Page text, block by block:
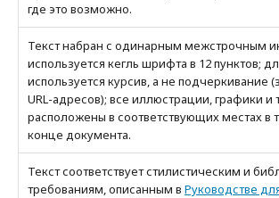
где это возможно.
Текст набран с одинарным межстрочным
используется кегль шрифта в 12 пунктов;
используется курсив, а не подчеркивание
URL-адресов); все иллюстрации, графики и
расположены в соответствующих местах в
конце документа.
Текст соответствует стилистическим и
требованиям, описанным в Руководстве